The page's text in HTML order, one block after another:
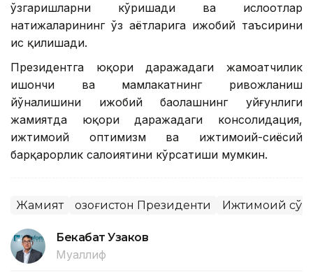
ўзгаришларни кўришади ва ислоҳотлар
натижаларининг ўз ҳаётларига ижобий таъсирини
ҳис қилишади.
Президентга юқори даражадаги жамоатчилик
ишончи ва мамлакатнинг ривожланиш
йўналишини ижобий баҳолашнинг уйғунлиги
жамиятда юқори даражадаги консолидация,
ижтимоий оптимизм ва ижтимоий-сиёсий
барқарорлик салоҳиятини кўрсатиши мумкин.
Жамият Қозоғистон Президенти Ижтимоий
Бекабат Узаков
Муаллиф